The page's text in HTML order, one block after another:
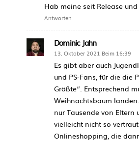
Hab meine seit Release
Antworten
Dominic Jahn
13. Oktober 2021 Beim 16:39
Es gibt aber auch
und PS-Fans, für die die
Größte“. Entsprechend
Weihnachtsbaum
nur Tausende von Eltern
vielleicht nicht so
Onlineshopping, die